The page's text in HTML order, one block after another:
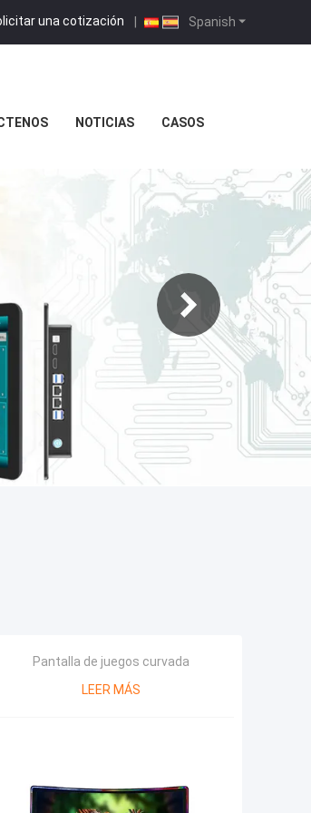
Spanish
una cotización |
NOTICIAS CASOS
Pantalla de juegos curvada
LEER MÁS